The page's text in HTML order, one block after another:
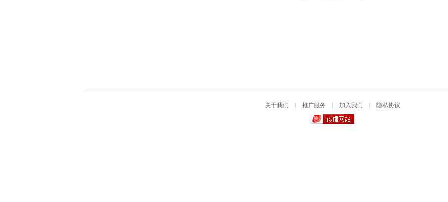
关于我们 推广服务 加入我们 隐私协议